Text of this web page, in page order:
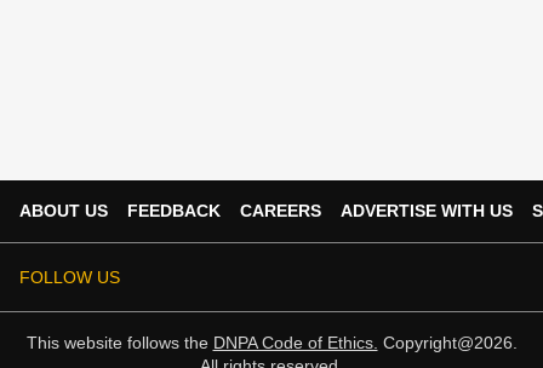
ABOUT US FEEDBACK CAREERS ADVERTISE WITH US
FOLLOW US
This website follows the DNPA Code of Ethics. Copyright@2026.